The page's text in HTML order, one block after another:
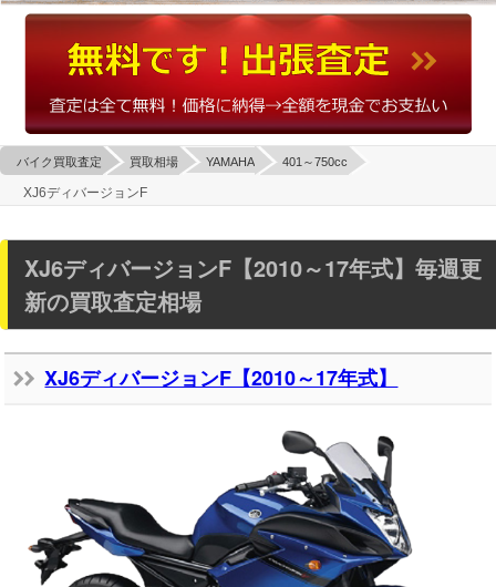
バイク買取査定 買取相場 YAMAHA 401～750cc
XJ6ディバージョンF
XJ6ディバージョンF【2010～17年式】毎週更
新の買取査定相場
XJ6ディバージョンF【2010～17年式】